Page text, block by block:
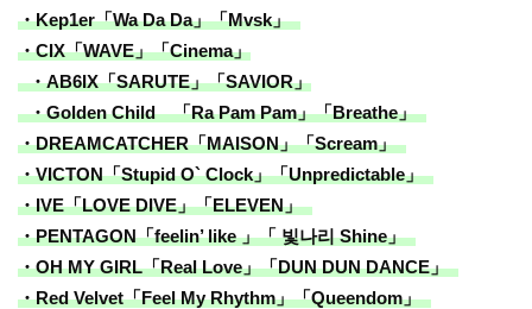
・Kep1er「Wa Da Da」「Mvsk」
・CIX「WAVE」「Cinema」
・AB6IX「SARUTE」「SAVIOR」
・Golden Child 「Ra Pam Pam」「Breathe」
・DREAMCATCHER「MAISON」「Scream」
・VICTON「Stupid O` Clock」「Unpredictable」
・IVE「LOVE DIVE」「ELEVEN」
・PENTAGON「feelin’ like 」「 빛나리 Shine」
・OH MY GIRL「Real Love」「DUN DUN DANCE」
・Red Velvet「Feel My Rhythm」「Queendom」